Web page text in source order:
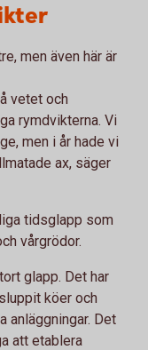
men även här är
vetet och
rymdvikterna. Vi
men i år hade vi
ax, säger
tidsglapp som
vårgrödor.
glapp. Det har
köer och
anläggningar. Det
att etablera